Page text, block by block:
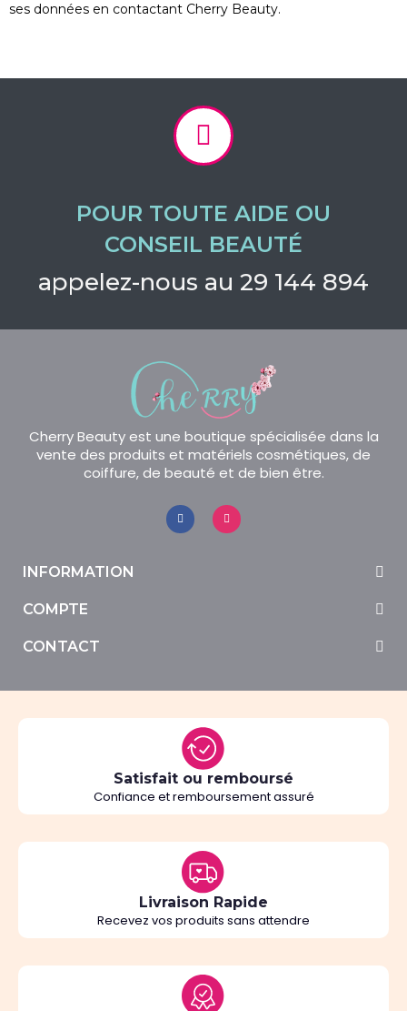
ses données en contactant Cherry Beauty.
POUR TOUTE AIDE OU
CONSEIL BEAUTÉ
appelez-nous au 29 144 894
Cherry Beauty est une boutique spécialisée dans la
vente des produits et matériels cosmétiques, de
coiffure, de beauté et de bien être.
INFORMATION
COMPTE
CONTACT
Satisfait ou remboursé
Confiance et remboursement assuré
Livraison Rapide
Recevez vos produits sans attendre